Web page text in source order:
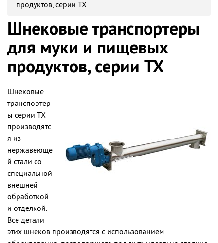
продуктов, серии TX
Шнековые транспортеры
для муки и пищевых
продуктов, серии TX
Шнековые
транспортер
ы серии TX
производятс
я из
нержавеюще
й стали со
специальной
внешней
обработкой
и отделкой.
Все детали
этих шнеков производятся с использованием